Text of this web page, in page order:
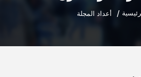
أعداد المجلة